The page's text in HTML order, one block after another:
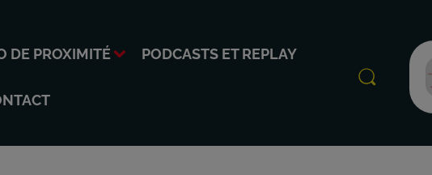
DE PROXIMITÉ PODCASTS ET REPLAY